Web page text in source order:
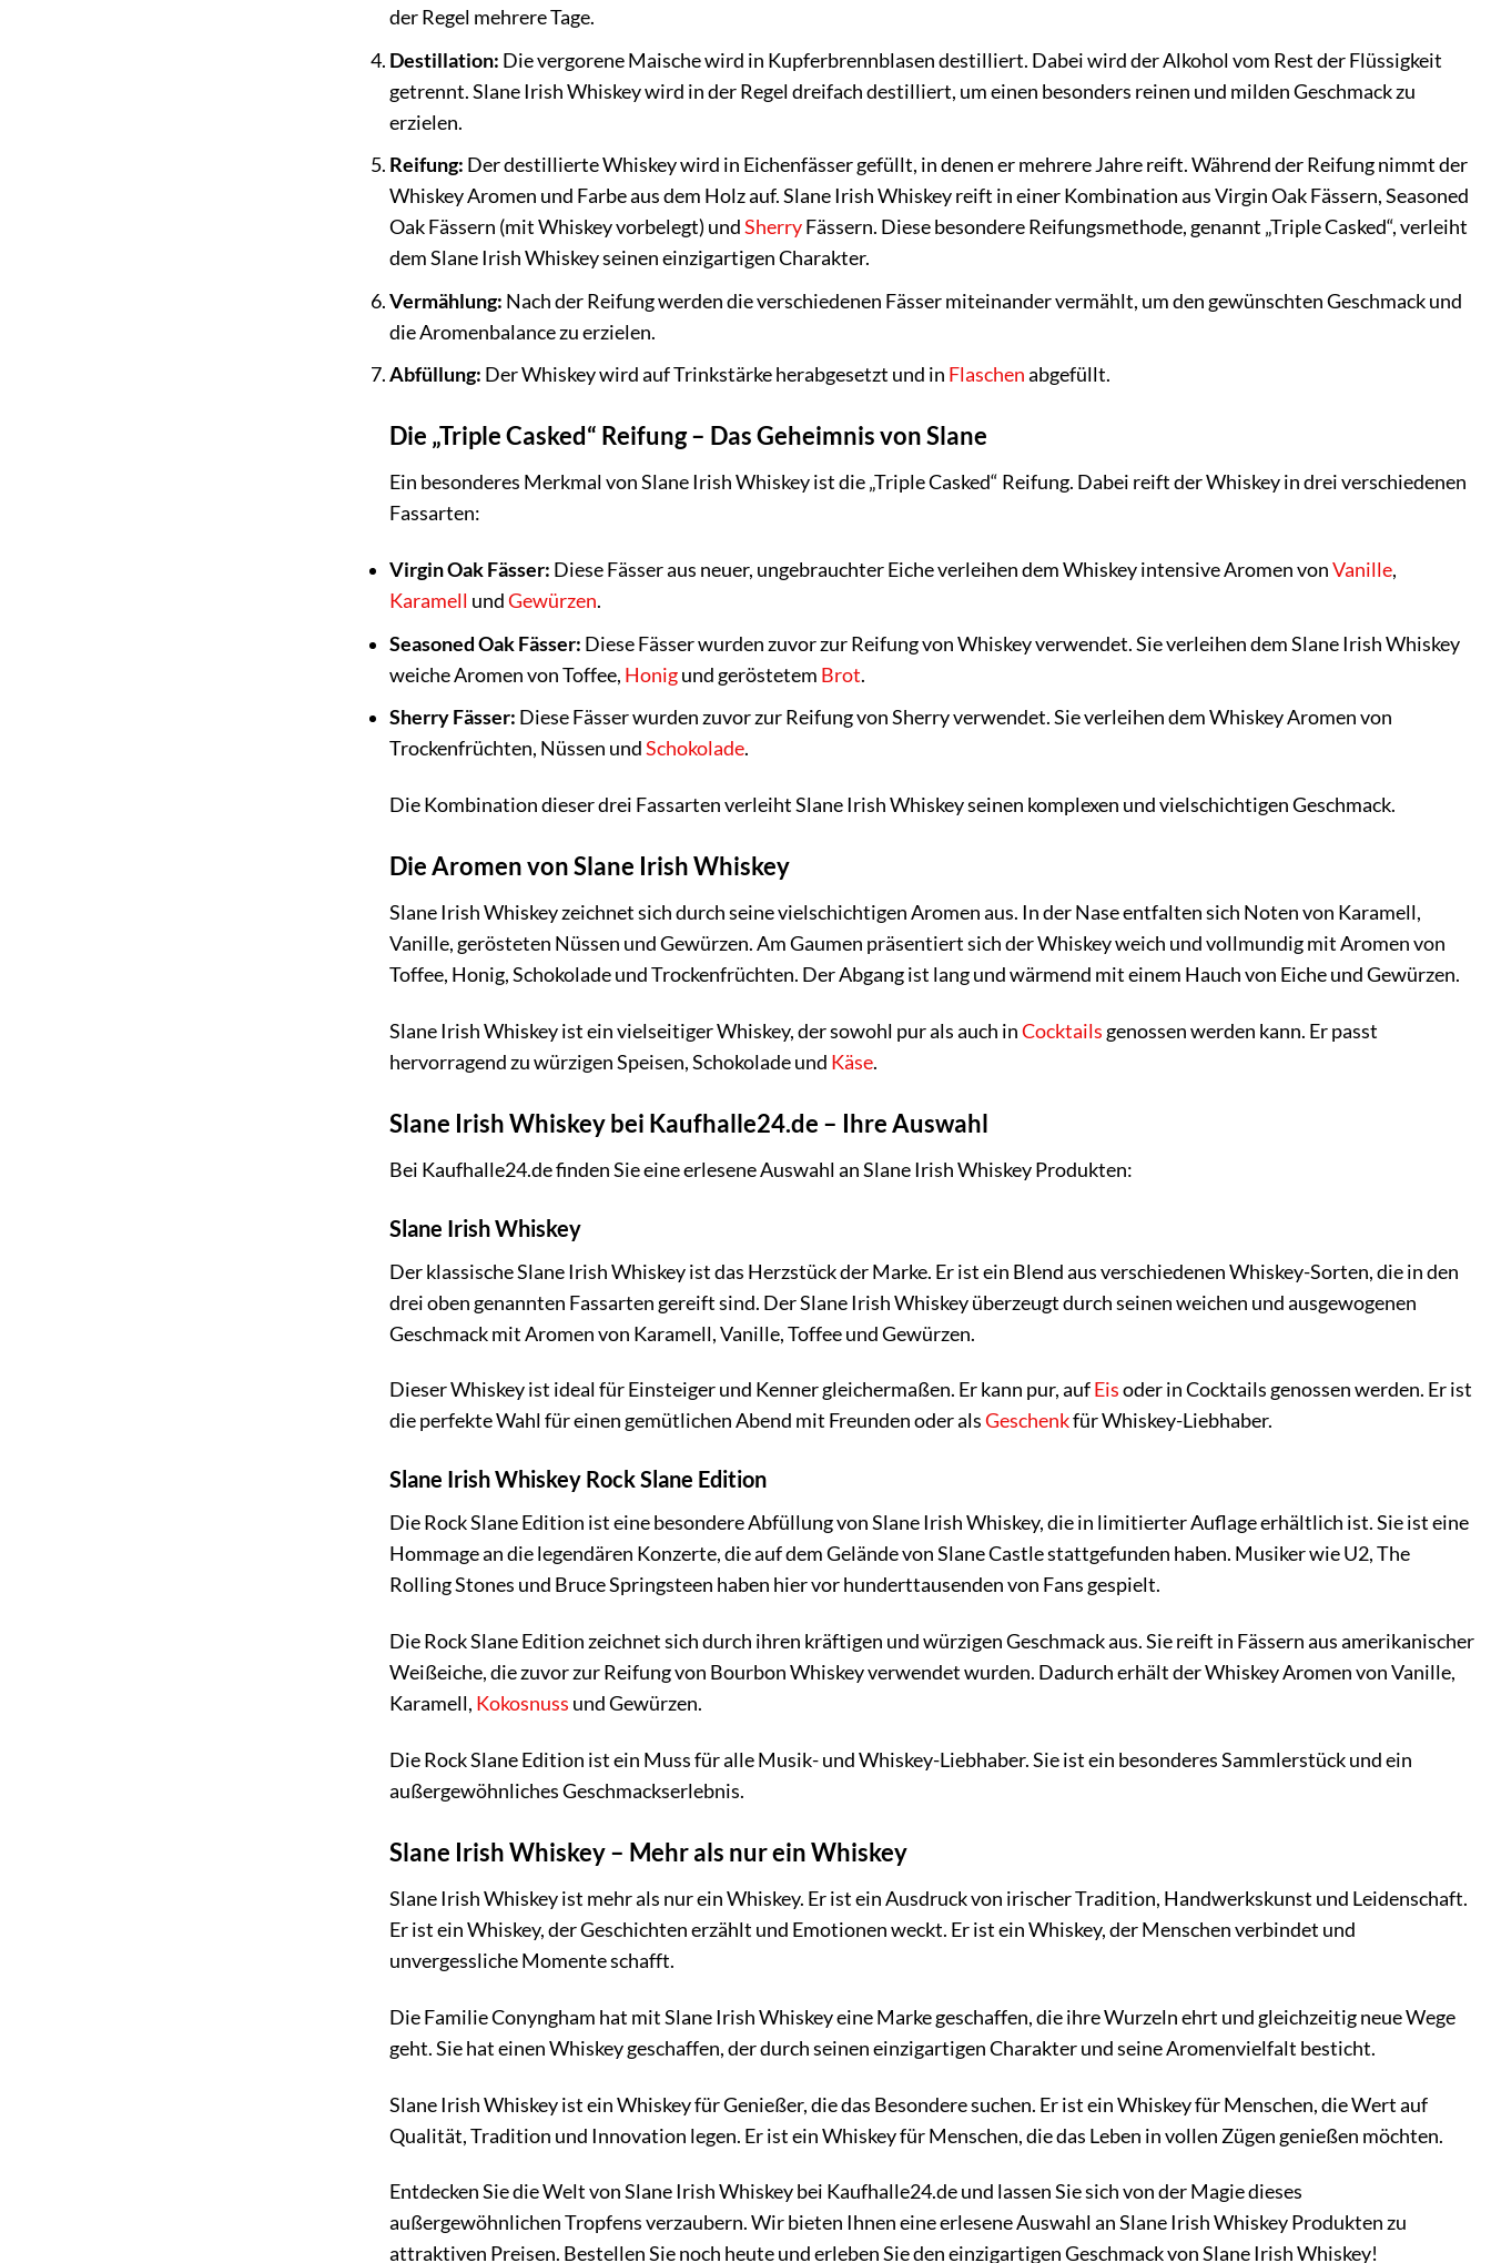
der Regel mehrere Tage.
Destillation: Die vergorene Maische wird in Kupferbrennblasen destilliert. Dabei wird der Alkohol vom Rest der Flüssigkeit
getrennt. Slane Irish Whiskey wird in der Regel dreifach destilliert, um einen besonders reinen und milden Geschmack zu
erzielen.
Reifung: Der destillierte Whiskey wird in Eichenfässer gefüllt, in denen er mehrere Jahre reift. Während der Reifung nimmt der
Whiskey Aromen und Farbe aus dem Holz auf. Slane Irish Whiskey reift in einer Kombination aus Virgin Oak Fässern, Seasoned
Oak Fässern (mit Whiskey vorbelegt) undSherryFässern. Diese besondere Reifungsmethode, genannt „Triple Casked“, verleiht
dem Slane Irish Whiskey seinen einzigartigen Charakter.
Vermählung: Nach der Reifung werden die verschiedenen Fässer miteinander vermählt, um den gewünschten Geschmack und
die Aromenbalance zu erzielen.
Abfüllung: Der Whiskey wird auf Trinkstärke herabgesetzt und in Flaschenabgefüllt.
Die „Triple Casked“ Reifung – Das Geheimnis von Slane
Ein besonderes Merkmal von Slane Irish Whiskey ist die „Triple Casked“ Reifung. Dabei reift der Whiskey in drei verschiedenen
Fassarten:
Virgin Oak Fässer: Diese Fässer aus neuer, ungebrauchter Eiche verleihen dem Whiskey intensive Aromen vonVanille,
Karamell undGewürzen.
Seasoned Oak Fässer: Diese Fässer wurden zuvor zur Reifung von Whiskey verwendet. Sie verleihen dem Slane Irish Whiskey
weiche Aromen von Toffee, Honigund geröstetem Brot.
Sherry Fässer: Diese Fässer wurden zuvor zur Reifung von Sherry verwendet. Sie verleihen dem Whiskey Aromen von
Trockenfrüchten, Nüssen undSchokolade.
Die Kombination dieser drei Fassarten verleiht Slane Irish Whiskey seinen komplexen und vielschichtigen Geschmack.
Die Aromen von Slane Irish Whiskey
Slane Irish Whiskey zeichnet sich durch seine vielschichtigen Aromen aus. In der Nase entfalten sich Noten von Karamell,
Vanille, gerösteten Nüssen und Gewürzen. Am Gaumen präsentiert sich der Whiskey weich und vollmundig mit Aromen von
Toffee, Honig, Schokolade und Trockenfrüchten. Der Abgang ist lang und wärmend mit einem Hauch von Eiche und Gewürzen.
Slane Irish Whiskey ist ein vielseitiger Whiskey, der sowohl pur als auch inCocktails genossen werden kann. Er passt
hervorragend zu würzigen Speisen, Schokolade und Käse.
Slane Irish Whiskey bei Kaufhalle24.de – Ihre Auswahl
Bei Kaufhalle24.de finden Sie eine erlesene Auswahl an Slane Irish Whiskey Produkten:
Slane Irish Whiskey
Der klassische Slane Irish Whiskey ist das Herzstück der Marke. Er ist ein Blend aus verschiedenen Whiskey-Sorten, die in den
drei oben genannten Fassarten gereift sind. Der Slane Irish Whiskey überzeugt durch seinen weichen und ausgewogenen
Geschmack mit Aromen von Karamell, Vanille, Toffee und Gewürzen.
Dieser Whiskey ist ideal für Einsteiger und Kenner gleichermaßen. Er kann pur, aufEisoder in Cocktails genossen werden. Er ist
die perfekte Wahl für einen gemütlichen Abend mit Freunden oder alsGeschenkfür Whiskey-Liebhaber.
Slane Irish Whiskey Rock Slane Edition
Die Rock Slane Edition ist eine besondere Abfüllung von Slane Irish Whiskey, die in limitierter Auflage erhältlich ist. Sie ist eine
Hommage an die legendären Konzerte, die auf dem Gelände von Slane Castle stattgefunden haben. Musiker wie U2, The
Rolling Stones und Bruce Springsteen haben hier vor hunderttausenden von Fans gespielt.
Die Rock Slane Edition zeichnet sich durch ihren kräftigen und würzigen Geschmack aus. Sie reift in Fässern aus amerikanischer
Weißeiche, die zuvor zur Reifung von Bourbon Whiskey verwendet wurden. Dadurch erhält der Whiskey Aromen von Vanille,
Karamell, Kokosnuss und Gewürzen.
Die Rock Slane Edition ist ein Muss für alle Musik- und Whiskey-Liebhaber. Sie ist ein besonderes Sammlerstück und ein
außergewöhnliches Geschmackserlebnis.
Slane Irish Whiskey – Mehr als nur ein Whiskey
Slane Irish Whiskey ist mehr als nur ein Whiskey. Er ist ein Ausdruck von irischer Tradition, Handwerkskunst und Leidenschaft.
Er ist ein Whiskey, der Geschichten erzählt und Emotionen weckt. Er ist ein Whiskey, der Menschen verbindet und
unvergessliche Momente schafft.
Die Familie Conyngham hat mit Slane Irish Whiskey eine Marke geschaffen, die ihre Wurzeln ehrt und gleichzeitig neue Wege
geht. Sie hat einen Whiskey geschaffen, der durch seinen einzigartigen Charakter und seine Aromenvielfalt besticht.
Slane Irish Whiskey ist ein Whiskey für Genießer, die das Besondere suchen. Er ist ein Whiskey für Menschen, die Wert auf
Qualität, Tradition und Innovation legen. Er ist ein Whiskey für Menschen, die das Leben in vollen Zügen genießen möchten.
Entdecken Sie die Welt von Slane Irish Whiskey bei Kaufhalle24.de und lassen Sie sich von der Magie dieses
außergewöhnlichen Tropfens verzaubern. Wir bieten Ihnen eine erlesene Auswahl an Slane Irish Whiskey Produkten zu
attraktiven Preisen. Bestellen Sie noch heute und erleben Sie den einzigartigen Geschmack von Slane Irish Whiskey!